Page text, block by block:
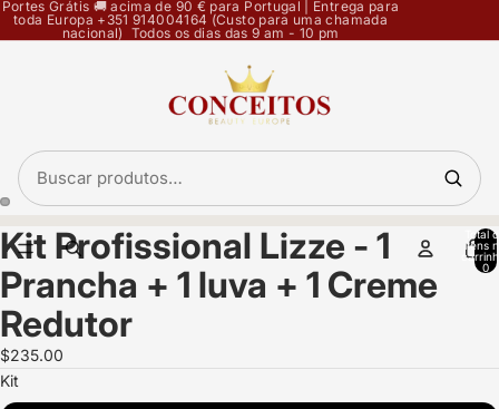
Portes Grátis 🚚 acima de 90 € para Portugal | Entrega para
toda Europa +351 914004164 (Custo para uma chamada
nacional) Todos os dias das 9 am - 10 pm
Total
itens
0
Abrir
imagem
em
ecrã
inteiro
Abrir
imagem
em
ecrã
inteiro
Kit Profissional Lizze - 1
Prancha + 1 luva + 1 Creme
Redutor
$235.00
Kit